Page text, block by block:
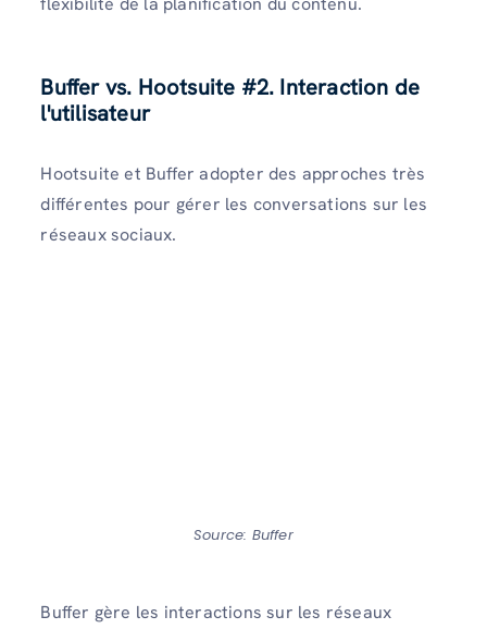
Buffer vs. Hootsuite #2. Interaction de
l'utilisateur
Hootsuite et Buffer adopter des approches très
différentes pour gérer les conversations sur les
réseaux sociaux.
Source: Buffer
Buffer gère les interactions sur les réseaux